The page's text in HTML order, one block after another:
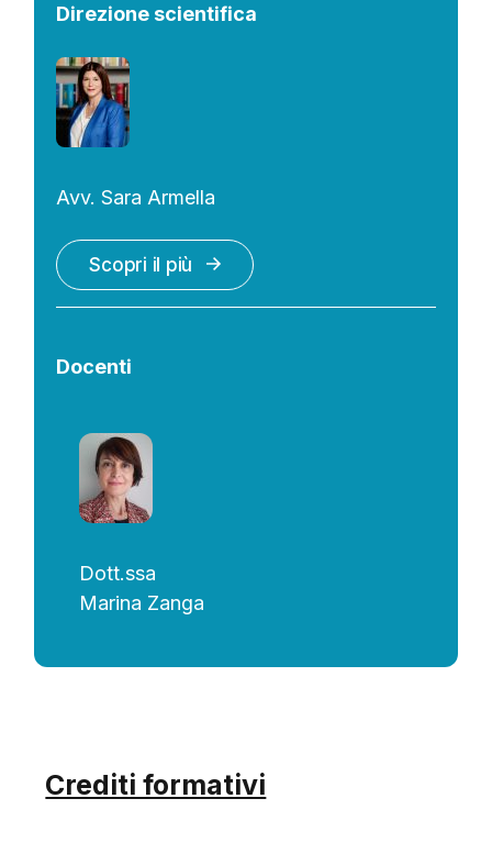
Direzione scientifica
Avv. Sara Armella
Scopri il più
Docenti
Dott.ssa
Marina Zanga
Crediti formativi